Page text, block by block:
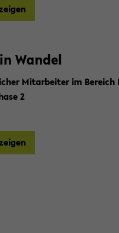
Wan­del
Mit­ar­bei­ter im
2